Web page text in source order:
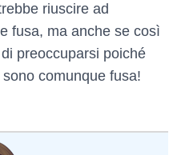
riuscire ad
fusa, ma anche se così
preoccuparsi poiché
comunque fusa!